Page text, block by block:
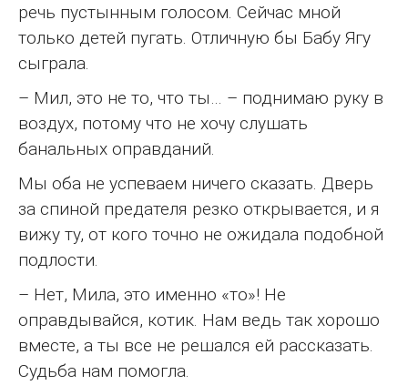
речь пустынным голосом. Сейчас мной
только детей пугать. Отличную бы Бабу Ягу
сыграла.
– Мил, это не то, что ты… – поднимаю руку в
воздух, потому что не хочу слушать
банальных оправданий.
Мы оба не успеваем ничего сказать. Дверь
за спиной предателя резко открывается, и я
вижу ту, от кого точно не ожидала подобной
подлости.
– Нет, Мила, это именно «то»! Не
оправдывайся, котик. Нам ведь так хорошо
вместе, а ты все не решался ей рассказать.
Судьба нам помогла.